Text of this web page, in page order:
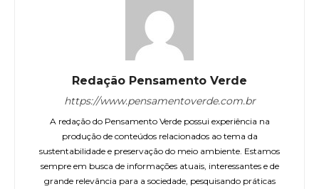
Redação Pensamento Verde
https://www.pensamentoverde.com.br
A redação do Pensamento Verde possui experiência na
produção de conteúdos relacionados ao tema da
sustentabilidade e preservação do meio ambiente. Estamos
sempre em busca de informações atuais, interessantes e de
grande relevância para a sociedade, pesquisando práticas